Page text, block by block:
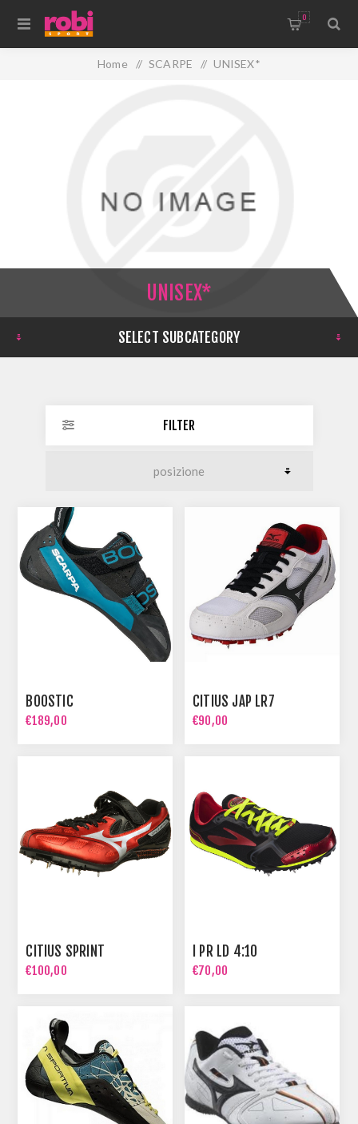
0
Home / SCARPE / UNISEX*
UNISEX*
SELECT SUBCATEGORY
FILTER
BOOSTIC
€189,00
CITIUS JAP LR7
€90,00
CITIUS SPRINT
€100,00
I PR LD 4:10
€70,00